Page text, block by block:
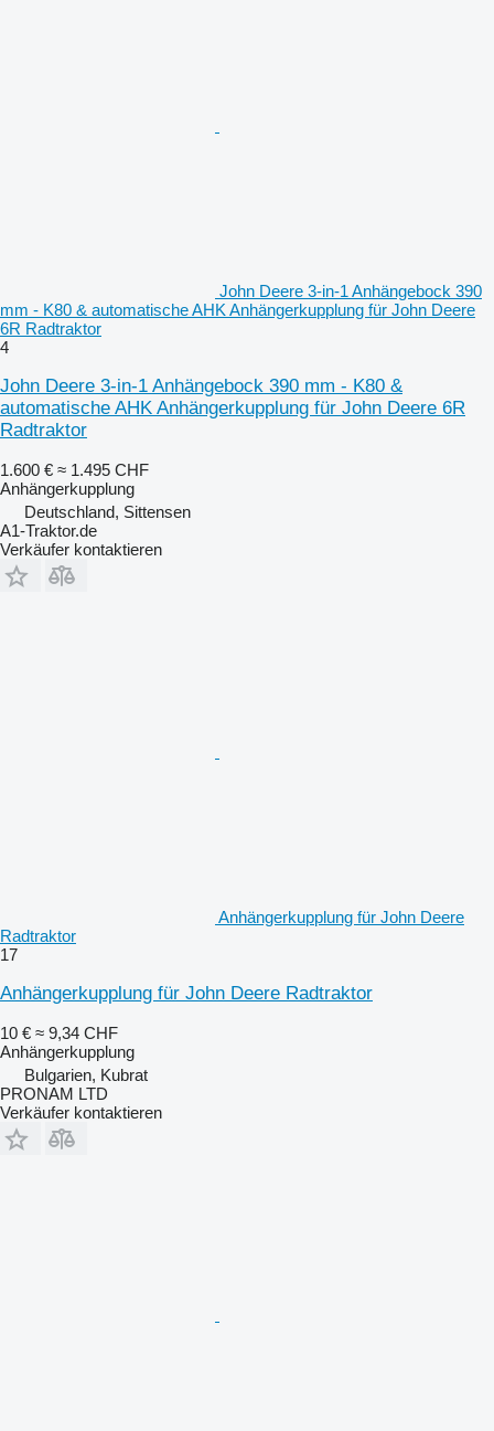
John Deere 3-in-1 Anhängebock 390
mm - K80 & automatische AHK Anhängerkupplung für John Deere
6R Radtraktor
4
John Deere 3-in-1 Anhängebock 390 mm - K80 &
automatische AHK Anhängerkupplung für John Deere 6R
Radtraktor
1.600 € ≈ 1.495 CHF
Anhängerkupplung
Deutschland, Sittensen
A1-Traktor.de
Verkäufer kontaktieren
Anhängerkupplung für John Deere
Radtraktor
17
Anhängerkupplung für John Deere Radtraktor
10 € ≈ 9,34 CHF
Anhängerkupplung
Bulgarien, Kubrat
PRONAM LTD
Verkäufer kontaktieren